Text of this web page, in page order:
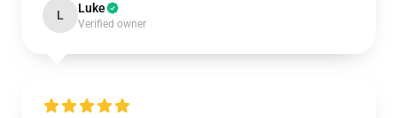
L Luke
Verified owner